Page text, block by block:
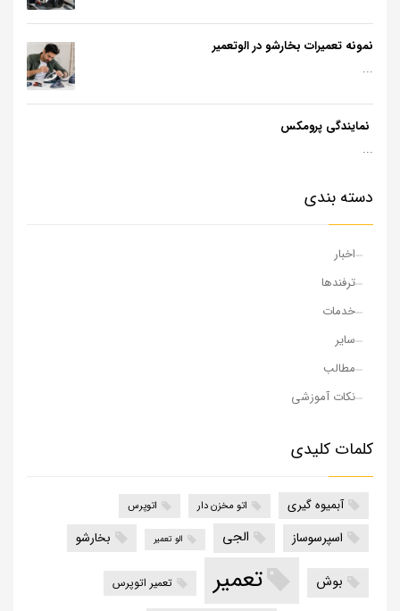
نمونه تعمیرات بخارشو در الوتعمیر
...
نمایندگی پرومکس
...
دسته بندی
اخبار
ترفندها
خدمات
سایر
مطالب
نکات آموزشی
کلمات کلیدی
آبمیوه گیری اتو مخزن دار اتوپرس
اسپرسوساز الجی الو تعمیر بخارشو
بوش تعمیر تعمیر اتوپرس